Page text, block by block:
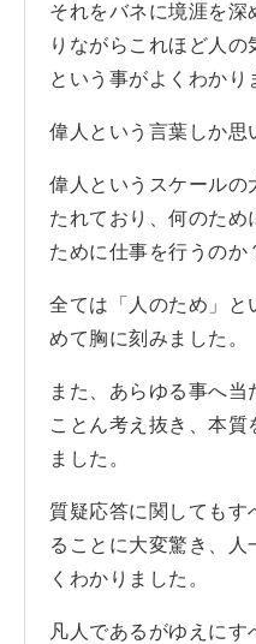
それをバネに境涯を深
りながらこれほど人
という事がよくわかり
偉人という言葉しか思
偉人というスケールの
たれており、何のた
ために仕事を行うのか
全ては「人のため」と
めて胸に刻みました。
また、あらゆる事へ当
ことん考え抜き、本質
ました。
質疑応答に関してもす
ることに大変驚き、人
くわかりました。
凡人であるがゆえに